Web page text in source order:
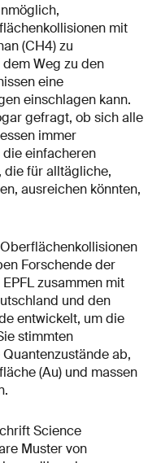
mit
(CH4) zu
Weg zu den
eine
einschlagen kann.
gefragt, ob sich alle
immer
die einfacheren
die für alltägliche,
ausreichen könnten,
Forschende der
zusammen mit
und den
entwickelt, um die
stimmten
ab,
(Au) und massen
Science
Muster von